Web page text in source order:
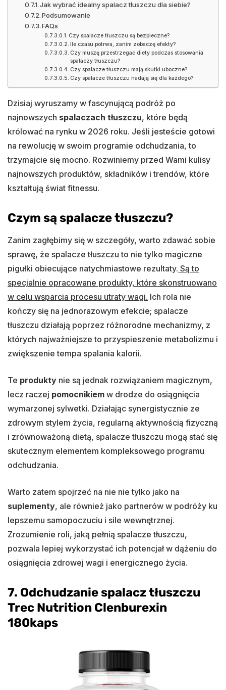
Jak wybrać idealny spalacz tłuszczu dla siebie?
Podsumowanie
FAQs
Czy spalacze tłuszczu są bezpieczne?
Ile czasu potrwa, zanim zobaczę efekty?
Czy muszę przestrzegać diety podczas stosowania
spalaczy tłuszczu?
Czy spalacze tłuszczu mają skutki uboczne?
Czy spalacze tłuszczu nadają się dla każdego?
Dzisiaj wyruszamy w fascynującą podróż po
najnowszych spalaczach tłuszczu, które będą
królować na rynku w 2026 roku. Jeśli jesteście gotowi
na rewolucję w swoim programie odchudzania, to
trzymajcie się mocno. Rozwiniemy przed Wami kulisy
najnowszych produktów, składników i trendów, które
kształtują świat fitnessu.
Czym są spalacze tłuszczu?
Zanim zagłębimy się w szczegóły, warto zdawać sobie
sprawę, że spalacze tłuszczu to nie tylko magiczne
pigułki obiecujące natychmiastowe rezultaty. Są to
specjalnie opracowane produkty, które skonstruowano
w celu wsparcia procesu utraty wagi. Ich rola nie
kończy się na jednorazowym efekcie; spalacze
tłuszczu działają poprzez różnorodne mechanizmy, z
których najważniejsze to przyspieszenie metabolizmu i
zwiększenie tempa spalania kalorii.
Te produkty nie są jednak rozwiązaniem magicznym,
lecz raczej pomocnikiem w drodze do osiągnięcia
wymarzonej sylwetki. Działając synergistycznie ze
zdrowym stylem życia, regularną aktywnością fizyczną
i zrównoważoną dietą, spalacze tłuszczu mogą stać się
skutecznym elementem kompleksowego programu
odchudzania.
Warto zatem spojrzeć na nie nie tylko jako na
suplementy, ale również jako partnerów w podróży ku
lepszemu samopoczuciu i sile wewnętrznej.
Zrozumienie roli, jaką pełnią spalacze tłuszczu,
pozwala lepiej wykorzystać ich potencjał w dążeniu do
osiągnięcia zdrowej wagi i energicznego życia.
7. Odchudzanie spalacz tłuszczu
Trec Nutrition Clenburexin
180kaps